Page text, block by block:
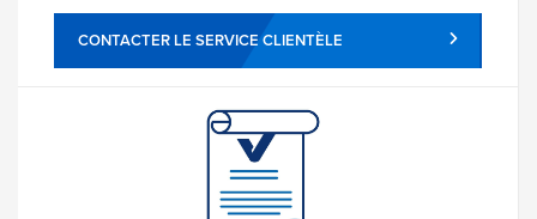
CONTACTER LE SERVICE CLIENTÈLE